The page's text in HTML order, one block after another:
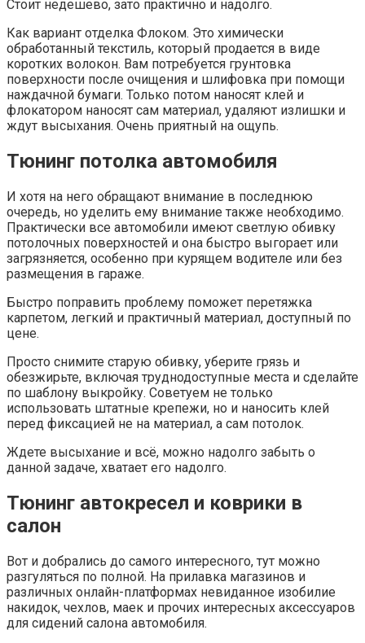
Стоит недешево, зато практично и надолго.
Как вариант отделка Флоком. Это химически
обработанный текстиль, который продается в виде
коротких волокон. Вам потребуется грунтовка
поверхности после очищения и шлифовка при помощи
наждачной бумаги. Только потом наносят клей и
флокатором наносят сам материал, удаляют излишки и
ждут высыхания. Очень приятный на ощупь.
Тюнинг потолка автомобиля
И хотя на него обращают внимание в последнюю
очередь, но уделить ему внимание также необходимо.
Практически все автомобили имеют светлую обивку
потолочных поверхностей и она быстро выгорает или
загрязняется, особенно при курящем водителе или без
размещения в гараже.
Быстро поправить проблему поможет перетяжка
карпетом, легкий и практичный материал, доступный по
цене.
Просто снимите старую обивку, уберите грязь и
обезжирьте, включая труднодоступные места и сделайте
по шаблону выкройку. Советуем не только
использовать штатные крепежи, но и наносить клей
перед фиксацией не на материал, а сам потолок.
Ждете высыхание и всё, можно надолго забыть о
данной задаче, хватает его надолго.
Тюнинг автокресел и коврики в
салон
Вот и добрались до самого интересного, тут можно
разгуляться по полной. На прилавка магазинов и
различных онлайн-платформах невиданное изобилие
накидок, чехлов, маек и прочих интересных аксессуаров
для сидений салона автомобиля.